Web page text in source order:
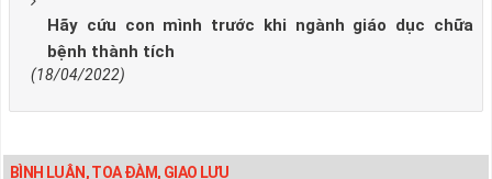
Hãy cứu con mình trước khi ngành giáo dục chữa
bệnh thành tích
(18/04/2022)
BÌNH LUẬN, TỌA ĐÀM, GIAO LƯU